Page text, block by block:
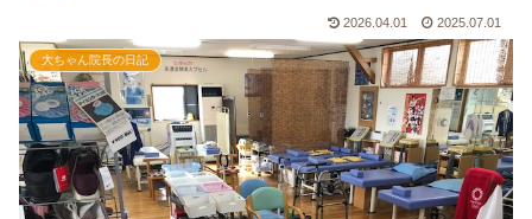
2026.04.01 2025.07.01
大ちゃん院長の日記